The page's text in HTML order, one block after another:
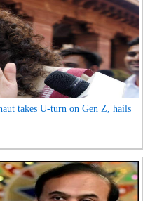
takes U-turn on Gen Z, hails